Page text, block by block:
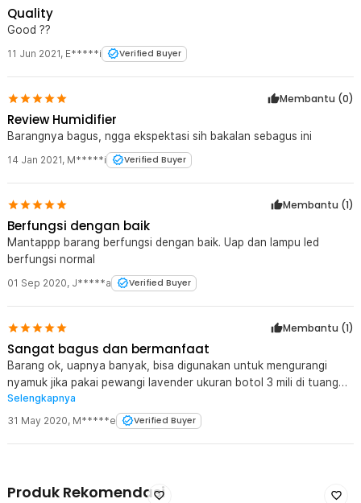
Quality
Good ??
11 Jun 2021, E*****i Verified Buyer
Membantu (0)
Review Humidifier
Barangnya bagus, ngga ekspektasi sih bakalan sebagus ini
14 Jan 2021, M*****i Verified Buyer
Membantu (1)
Berfungsi dengan baik
Mantappp barang berfungsi dengan baik. Uap dan lampu led
berfungsi normal
01 Sep 2020, J*****a Verified Buyer
Membantu (1)
Sangat bagus dan bermanfaat
Barang ok, uapnya banyak, bisa digunakan untuk mengurangi
nyamuk jika pakai pewangi lavender ukuran botol 3 mili di tuang
semua dan isi airnya cukup ditabung aja, dibawah kaca, jangan
lebih, biar wanginya terasa, ini untuk ukuran kamar +/- 3x3 m.
Selengkapnya
31 May 2020, M*****e Verified Buyer
Produk Rekomendasi